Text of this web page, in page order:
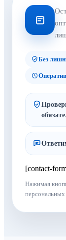
Без
[contact-
Нажимая